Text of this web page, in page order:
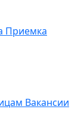
Приемка
Вакансии